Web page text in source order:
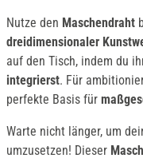
Nutze den Maschendraht
dreidimensionaler
auf den Tisch, indem du
integrierst. Für
perfekte Basis für
Warte nicht länger, um
umzusetzen! Dieser